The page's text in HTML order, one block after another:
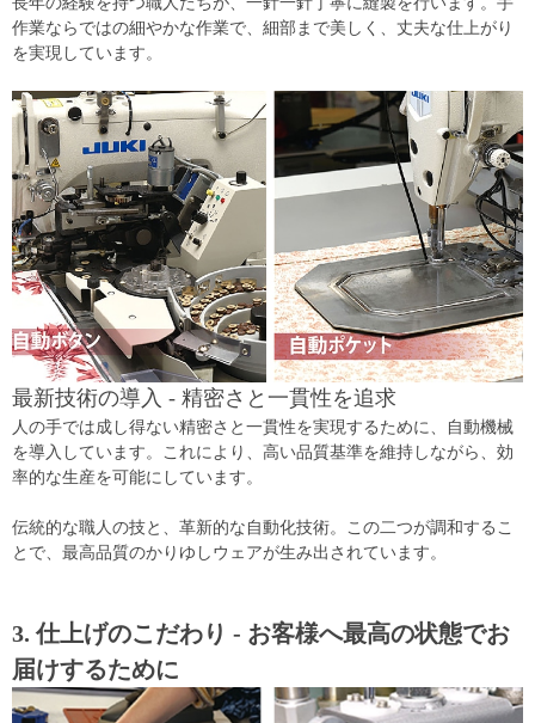
作業ならではの細やかな作業で、細部まで美しく、丈夫な仕上がり
を実現しています。
最新技術の導入 - 精密さと一貫性を追求
人の手では成し得ない精密さと一貫性を実現するために、自動機械
を導入しています。これにより、高い品質基準を維持しながら、効
率的な生産を可能にしています。
伝統的な職人の技と、革新的な自動化技術。この二つが調和するこ
とで、最高品質のかりゆしウェアが生み出されています。
3. 仕上げのこだわり - お客様へ最高の状態でお
届けするために